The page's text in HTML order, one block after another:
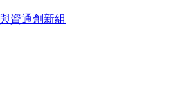
資通創新組